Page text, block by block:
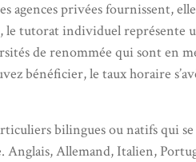
privées fournissent,
le tutorat individuel représente
de renommée qui sont en
bénéficier, le taux horaire
bilingues ou natifs qui
Anglais, Allemand, Italien,